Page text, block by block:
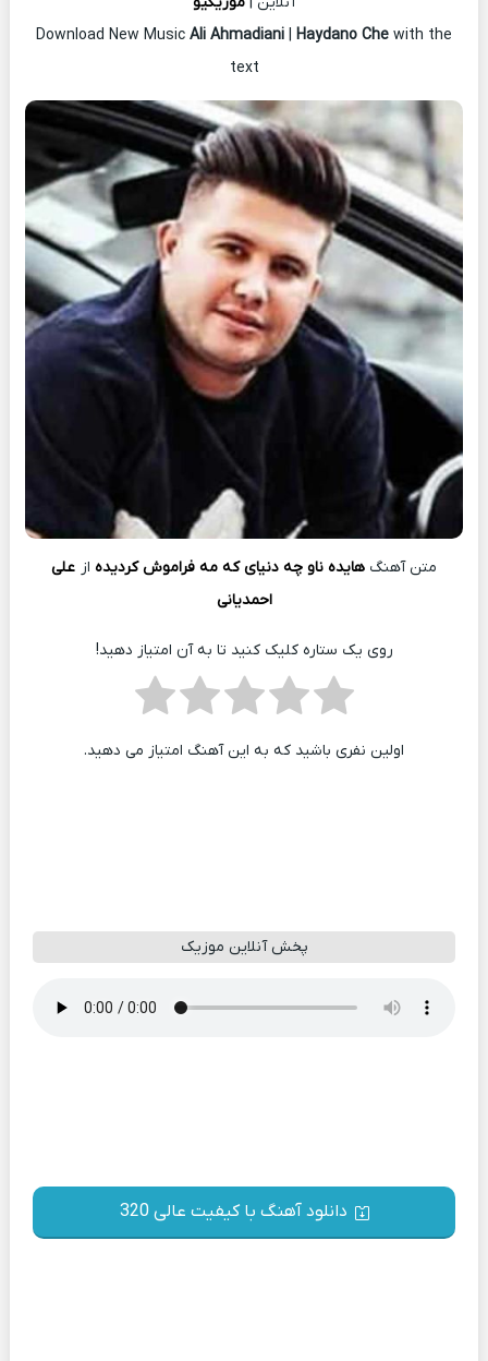
Download New Music Ali Ahmadiani | Haydano Che with the
text
متن آهنگ هایده ناو چه دنیای که مه فراموش کردیده از علی
احمدیانی
روی یک ستاره کلیک کنید تا به آن امتیاز دهید!
اولین نفری باشید که به این آهنگ امتیاز می دهید.
پخش آنلاین موزیک
دانلود آهنگ با کیفیت عالی 320